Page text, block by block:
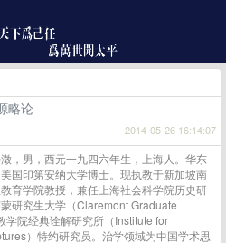
略论
2014-05-26 16:14:07
，男，西元一九四六年生，上海人。华东
国印第安纳大学博士。现执教于新加坡南
育学院教授，兼任上海社会科学院历史研
研究生大学（Claremont Graduate
学院经典诠解研究所（Institute for
）特约研究员。治学领域为中国学术思